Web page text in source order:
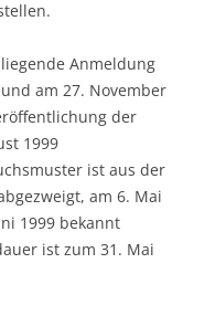
Anmeldung
am 27. November
der
1999
ist aus der
am 6. Mai
1999 bekannt
ist zum 31. Mai